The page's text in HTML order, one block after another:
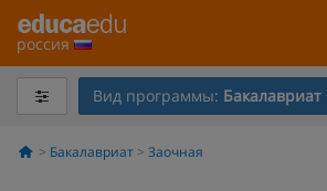
россия
Вид программы: Бакалавриат
Бакалавриат Заочная